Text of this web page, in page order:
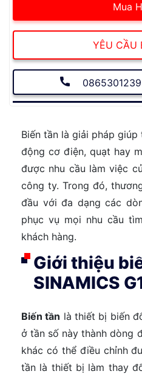
Mua
YÊU CẦU
Biến tần là giải pháp
động cơ điện, quạt hay
được nhu cầu làm việc
công ty. Trong đó,
đầu với đa dạng các
phục vụ mọi nhu cầu
khách hàng.
Giới thiệu
SINAMICS
Biến tần là thiết bị biến
ở tần số này thành dòng
khác có thể điều chỉnh
tần là thiết bị làm thay